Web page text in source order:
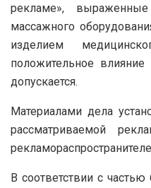
рекламе»,
массажного
изделием
положительное
допускается.
Материалами дела
рассматриваемой
В соответствии с